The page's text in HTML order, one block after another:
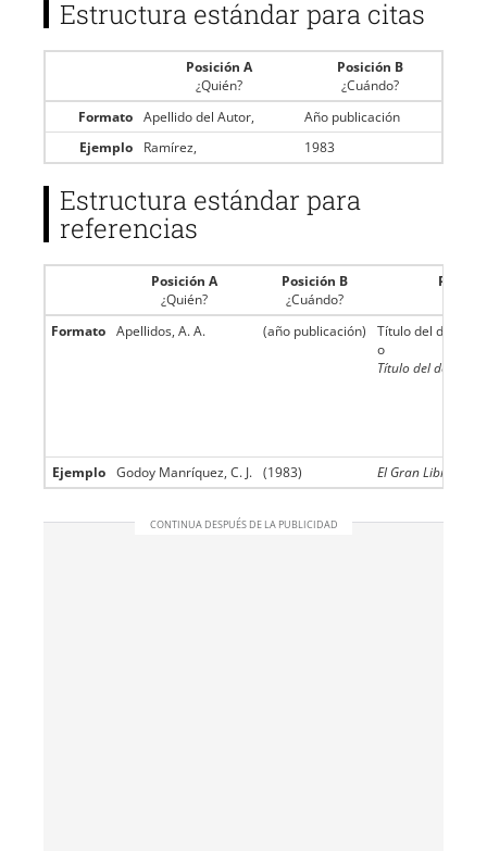
Estructura estándar para citas
Posición A
¿Quién?
Posición B
¿Cuándo?
Formato Apellido del Autor,
Año publicación
Ejemplo
Ramírez, 1983
Estructura estándar para
referencias
Posición A
¿Quién?
Posición B
¿Cuándo?
Formato Apellidos, A. A. (año publicación)
Título del
o
Título del
Ejemplo Godoy Manríquez, C. J. (1983) El Gran Libro de